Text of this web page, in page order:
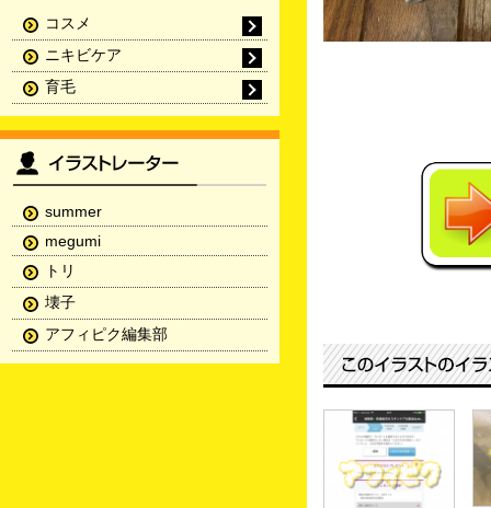
コスメ
ニキビケア
育毛
summer
megumi
トリ
壊子
アフィピク編集部